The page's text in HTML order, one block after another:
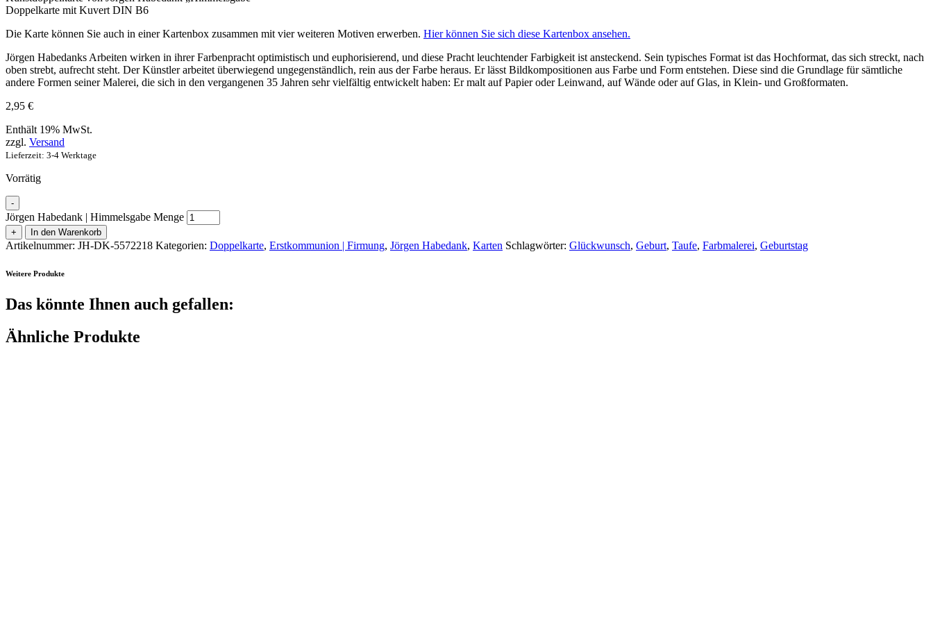
Doppelkarte mit Kuvert DIN B6
Die Karte können Sie auch in einer Kartenbox zusammen mit vier weiteren Motiven erwerben. Hier können Sie sich diese Kartenbox ansehen.
Jörgen Habedanks Arbeiten wirken in ihrer Farbenpracht optimistisch und euphorisierend, und diese Pracht leuchtender Farbigkeit ist ansteckend. Sein typisches Format ist das Hochformat, das sich streckt, nach
oben strebt, aufrecht steht. Der Künstler arbeitet überwiegend ungegenständlich, rein aus der Farbe heraus. Er lässt Bildkompositionen aus Farbe und Form entstehen. Diese sind die Grundlage für sämtliche
andere Formen seiner Malerei, die sich in den vergangenen 35 Jahren sehr vielfältig entwickelt haben: Er malt auf Papier oder Leinwand, auf Wände oder auf Glas, in Klein- und Großformaten.
2,95 €
Enthält 19% MwSt.
zzgl. Versand
Lieferzeit: 3-4 Werktage
Vorrätig
-
Jörgen Habedank | Himmelsgabe Menge
+ In den Warenkorb
Artikelnummer: JH-DK-5572218 Kategorien: Doppelkarte, Erstkommunion | Firmung, Jörgen Habedank, Karten Schlagwörter: Glückwunsch, Geburt, Taufe, Farbmalerei, Geburtstag
Weitere Produkte
Das könnte Ihnen auch gefallen:
Ähnliche Produkte